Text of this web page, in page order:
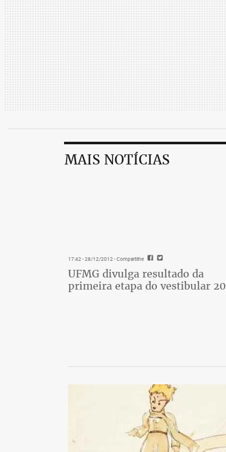
MAIS NOTÍCIAS
17:42 - 28/12/2012 - Compartilhe
UFMG divulga resultado da
primeira etapa do vestibular